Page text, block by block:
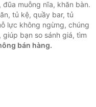
muỗng nĩa, khăn bàn.
tủ kệ, quầy bar, tủ
lực không ngừng, chúng
bạn so sánh giá, tìm
bán hàng.